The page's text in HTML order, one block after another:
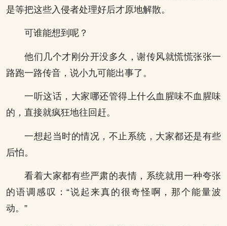
是等把这些入侵者处理好后才原地解散。
可谁能想到呢？
他们几个才刚分开没多久，谢传风就慌慌张张一
路跑一路传音，说小九可能出事了。
一听这话，大家哪还管得上什么血腥味不血腥味
的，直接就疯狂地往回赶。
一想起当时的情况，不止系统，大家都还是有些
后怕。
看着大家都有些严肃的表情，系统就用一种夸张
的语调感叹：“说起来真的很奇怪啊，那个能量波
动。”